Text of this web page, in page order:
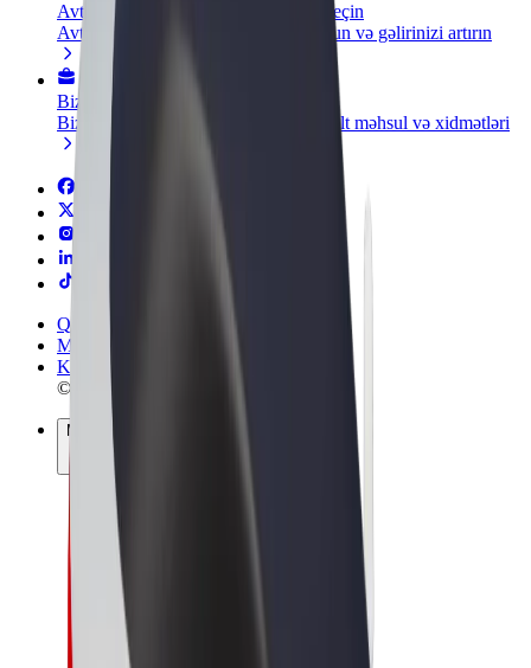
Avtopark sahibi kimi qeydiyyatdan keçin
Avtoparkınızı Bolt platformasına qoşun və gəlirinizi artırın
Biznes üçün Bolt
Biznesiniz üçün miqyaslandırılmış Bolt məhsul və xidmətləri
Qaydalar və Şərtlər
Məxfilik
Kukilər
© 2026 Bolt Technology OÜ
Məhsullar
Gedişlər
Skuterlər
Bolt Market
Bolt Food
Bolt Drive